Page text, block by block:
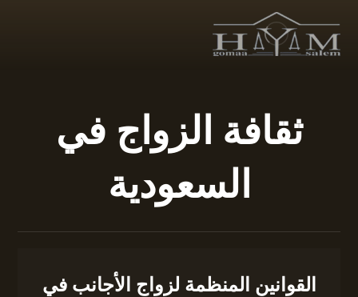
ثقافة الزواج في
السعودية
القوانين المنظمة لزواج الأجانب في